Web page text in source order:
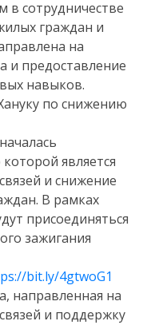
в сотрудничестве
граждан и
на
и предоставление
навыков.
по снижению
является
и снижение
В рамках
присоединяться
зажигания
bit.ly/4gtwoG1
направленная на
и поддержку